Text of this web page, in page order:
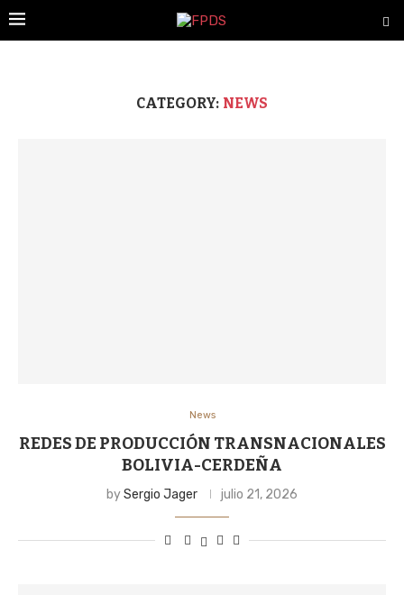
CATEGORY: NEWS
News
REDES DE PRODUCCIÓN TRANSNACIONALES
BOLIVIA-CERDEÑA
bySergio Jager julio 21, 2026